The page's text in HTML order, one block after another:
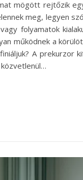
mögött rejtőzik
meg, legyen
folyamatok
működnek a
A prekurzor